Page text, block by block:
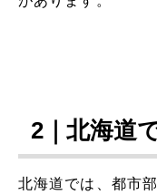
2｜北海道
北海道では、都市